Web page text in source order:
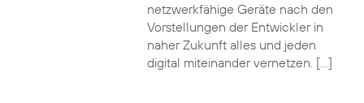
netzwerkfähige Geräte nach den
Vorstellungen der Entwickler in
naher Zukunft alles und jeden
digital miteinander vernetzen. […]